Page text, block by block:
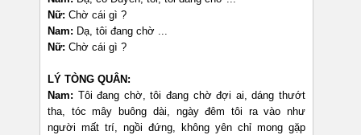
Nữ: Chờ cái gì ?
Nam: Dạ, tôi đang chờ ...
Nữ: Chờ cái gì ?
LÝ TÒNG QUÂN:
Nam: Tôi đang chờ, tôi đang chờ đợi ai, dáng thướt
tha, tóc mây buông dài, ngày đêm tôi ra vào như
người mất trí, ngồi đứng, không yên chỉ mong gặp